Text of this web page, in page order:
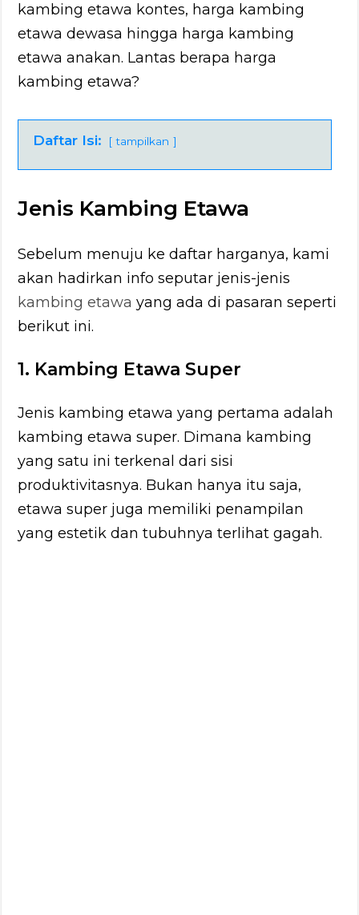
kambing etawa kontes, harga kambing
etawa dewasa hingga harga kambing
etawa anakan. Lantas berapa harga
kambing etawa?
Daftar Isi: tampilkan
Jenis Kambing Etawa
Sebelum menuju ke daftar harganya, kami
akan hadirkan info seputar jenis-jenis
kambing etawa yang ada di pasaran seperti
berikut ini.
1. Kambing Etawa Super
Jenis kambing etawa yang pertama adalah
kambing etawa super. Dimana kambing
yang satu ini terkenal dari sisi
produktivitasnya. Bukan hanya itu saja,
etawa super juga memiliki penampilan
yang estetik dan tubuhnya terlihat gagah.